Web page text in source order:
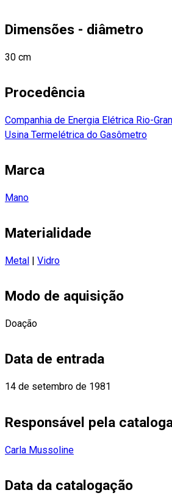
Dimensões - diâmetro
30 cm
Procedência
Companhia de Energia Elétrica Rio-
Usina Termelétrica do Gasômetro
Marca
Mano
Materialidade
Metal | Vidro
Modo de aquisição
Doação
Data de entrada
14 de setembro de 1981
Responsável pela
Carla Mussoline
Data da catalogação